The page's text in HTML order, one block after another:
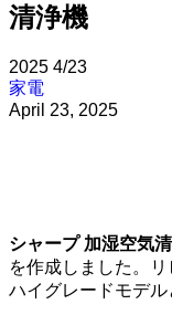
清浄機
2025 4/23
家電
April 23, 2025
シャープ 加湿空気
を作成しました。
ハイグレードモデ